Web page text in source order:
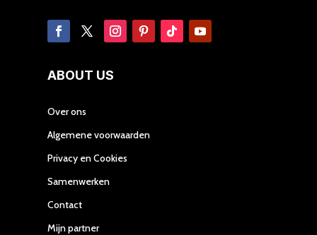
ABOUT US
Over ons
Algemene voorwaarden
Privacy en Cookies
Samenwerken
Contact
Mijn partner